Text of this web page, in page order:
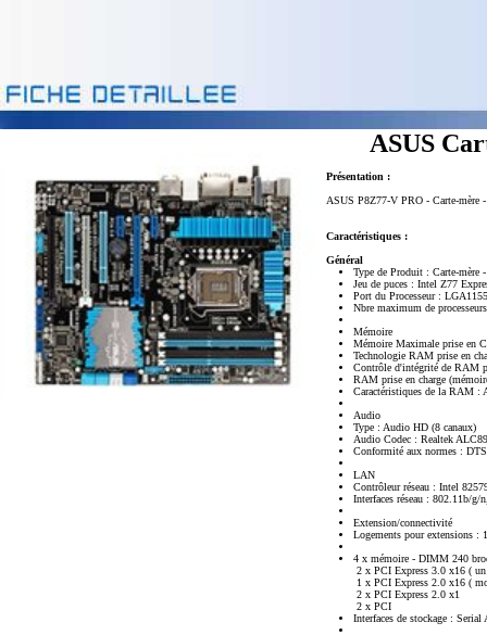
ASUS
Présentation :
ASUS P8Z77-V PRO - Carte-mère
Caractéristiques :
Général
Type de Produit : Carte-mère
Jeu de puces : Intel Z77
Port du Processeur :
Nbre maximum de
Mémoire
Mémoire Maximale prise en
Technologie RAM prise en
Contrôle d'intégrité de RAM
RAM prise en charge
Caractéristiques de la RAM :
Audio
Type : Audio HD (8 canaux)
Audio Codec : Realtek
Conformité aux normes :
LAN
Contrôleur réseau : Intel
Interfaces réseau : 802.11b/g/
Extension/connectivité
Logements pour extensions :
4 x mémoire - DIMM 240
2 x PCI Express 3.0 x16 (
1 x PCI Express 2.0 x16 (
2 x PCI Express 2.0 x1
2 x PCI
Interfaces de stockage :